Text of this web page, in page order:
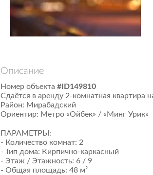
Описание
Номер объекта #ID149810
Сдаётся в аренду 2-комнатная квартира
​Район: Мирабадский
​Ориентир: Метро «Ойбек» / «Минг Урик»
​ПАРАМЕТРЫ: ​
- Количество комнат: 2
- ​Тип дома: Кирпично-каркасный
- ​Этаж / Этажность: 6 / 9
- ​Общая площадь: 48 м²